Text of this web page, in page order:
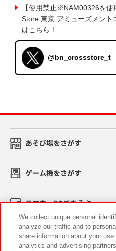
【使用禁止※NAM00326を
Store 東京 アミューズメント
はこちら！
@bn_crossstore_t
あそび場をさがす
ゲーム機をさがす
スマホ・PCであそぶ
イベント・キャンペーン
We collect unique personal
analyze our traffic and to
share information about your
analytics and advertising